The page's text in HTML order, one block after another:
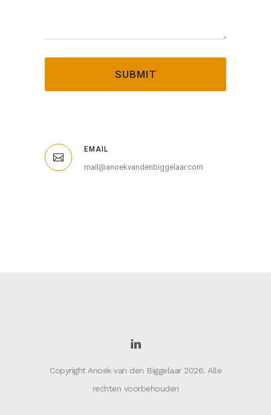
EMAIL
mail@anoekvandenbiggelaar.com
Copyright Anoek van den Biggelaar 2026. Alle
rechten voorbehouden